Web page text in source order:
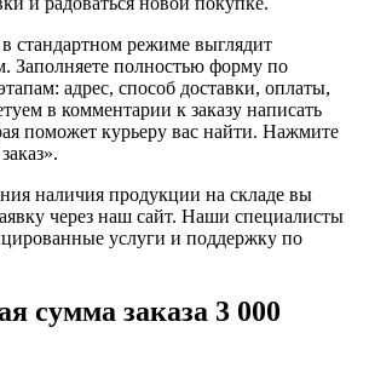
стандартном режиме выглядит
Заполняете полностью форму по
адрес, способ доставки, оплаты,
в комментарии к заказу написать
поможет курьеру вас найти. Нажмите
наличия продукции на складе вы
через наш сайт. Наши специалисты
услуги и поддержку по
сумма заказа 3 000